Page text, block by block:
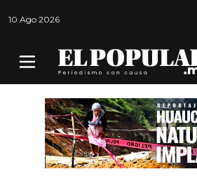
10 Ago 2026